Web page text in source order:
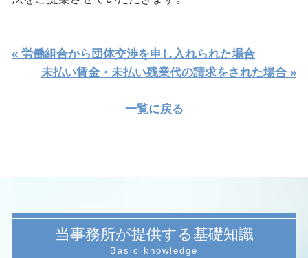
« 労働組合から団体交渉を申し入れられた場合
未払い賃金・未払い残業代の請求をされた場合 »
一覧に戻る
当事務所が提供する基礎知識